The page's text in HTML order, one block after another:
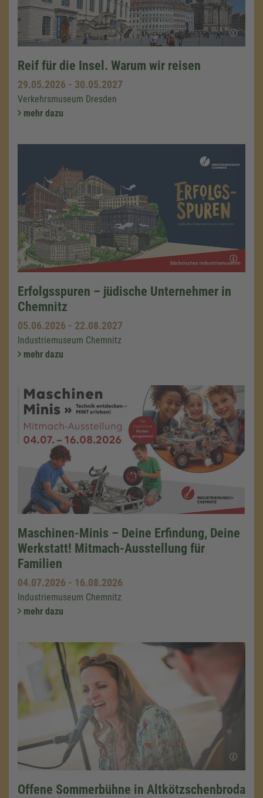
Reif für die Insel. Warum wir reisen
29.05.2026 - 30.05.2027
Verkehrsmuseum Dresden
mehr dazu
Erfolgsspuren – jüdische Unternehmer in
Chemnitz
05.06.2026 - 22.08.2027
Industriemuseum Chemnitz
mehr dazu
Maschinen-Minis – Deine Erfindung, Deine
Werkstatt! Mitmach-Ausstellung für
Familien
04.07.2026 - 16.08.2026
Industriemuseum Chemnitz
mehr dazu
Offene Sommerbühne in Altkötzschenbroda